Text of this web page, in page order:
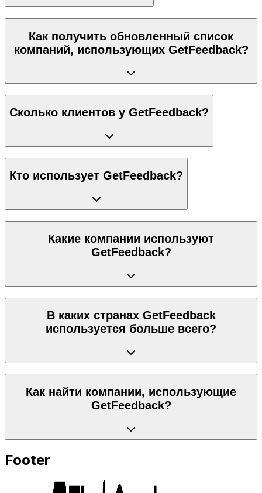
Как получить обновленный список
компаний, использующих GetFeedback?
Сколько клиентов у GetFeedback?
Кто использует GetFeedback?
Какие компании используют
GetFeedback?
В каких странах GetFeedback
используется больше всего?
Как найти компании, использующие
GetFeedback?
Footer